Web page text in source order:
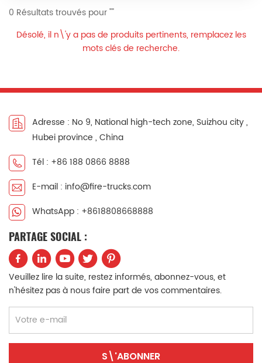
العربية
한국의 Türkçe
Tiếng Việt Indonesia
中文 қазақ
0 Résultats trouvés pour ""
Désolé, il n\'y a pas de produits pertinents, remplacez les
mots clés de recherche.
Adresse : No 9, National high-tech zone, Suizhou city ,
Hubei province , China
Tél : +86 188 0866 8888
E-mail : info@fire-trucks.com
WhatsApp : +8618808668888
PARTAGE SOCIAL :
Veuillez lire la suite, restez informés, abonnez-vous, et
n'hésitez pas à nous faire part de vos commentaires.